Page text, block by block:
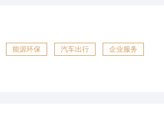
能源环保 汽车出行 企业服务